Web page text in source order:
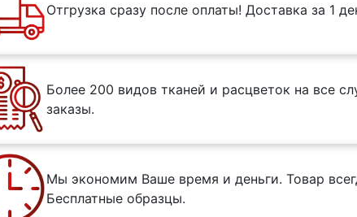
Отгрузка сразу после оплаты! Доставка за 1
Более 200 видов тканей и расцветок на все
заказы.
Мы экономим Ваше время и деньги. Товар
Бесплатные образцы.